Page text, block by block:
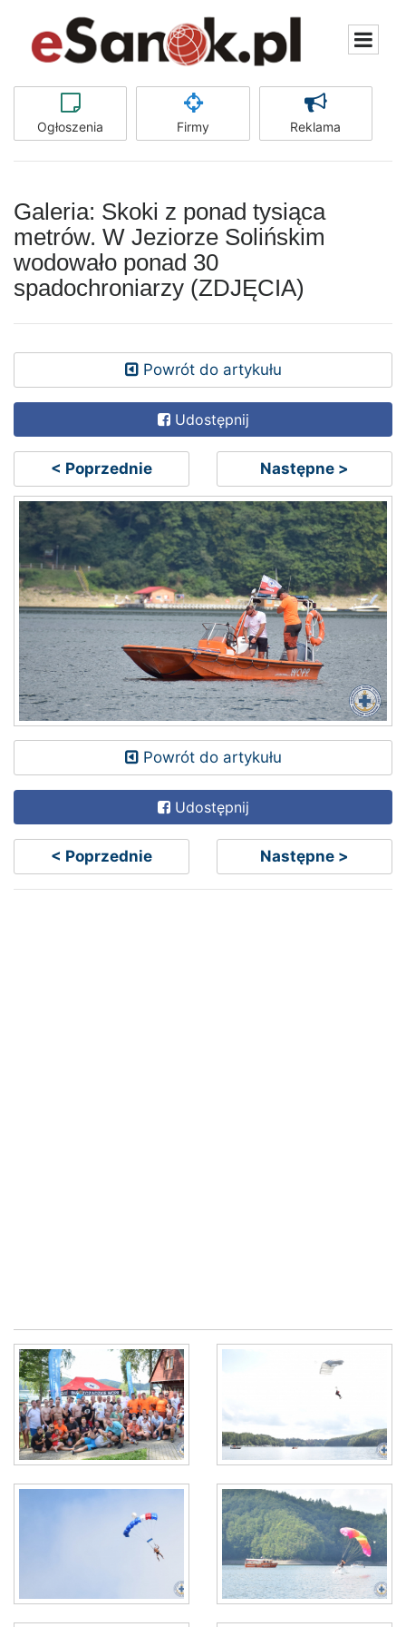
Ogłoszenia Firmy Reklama
Galeria: Skoki z ponad tysiąca
metrów. W Jeziorze Solińskim
wodowało ponad 30
spadochroniarzy (ZDJĘCIA)
Powrót do artykułu
Udostępnij
< Poprzednie Następne >
Powrót do artykułu
Udostępnij
< Poprzednie Następne >